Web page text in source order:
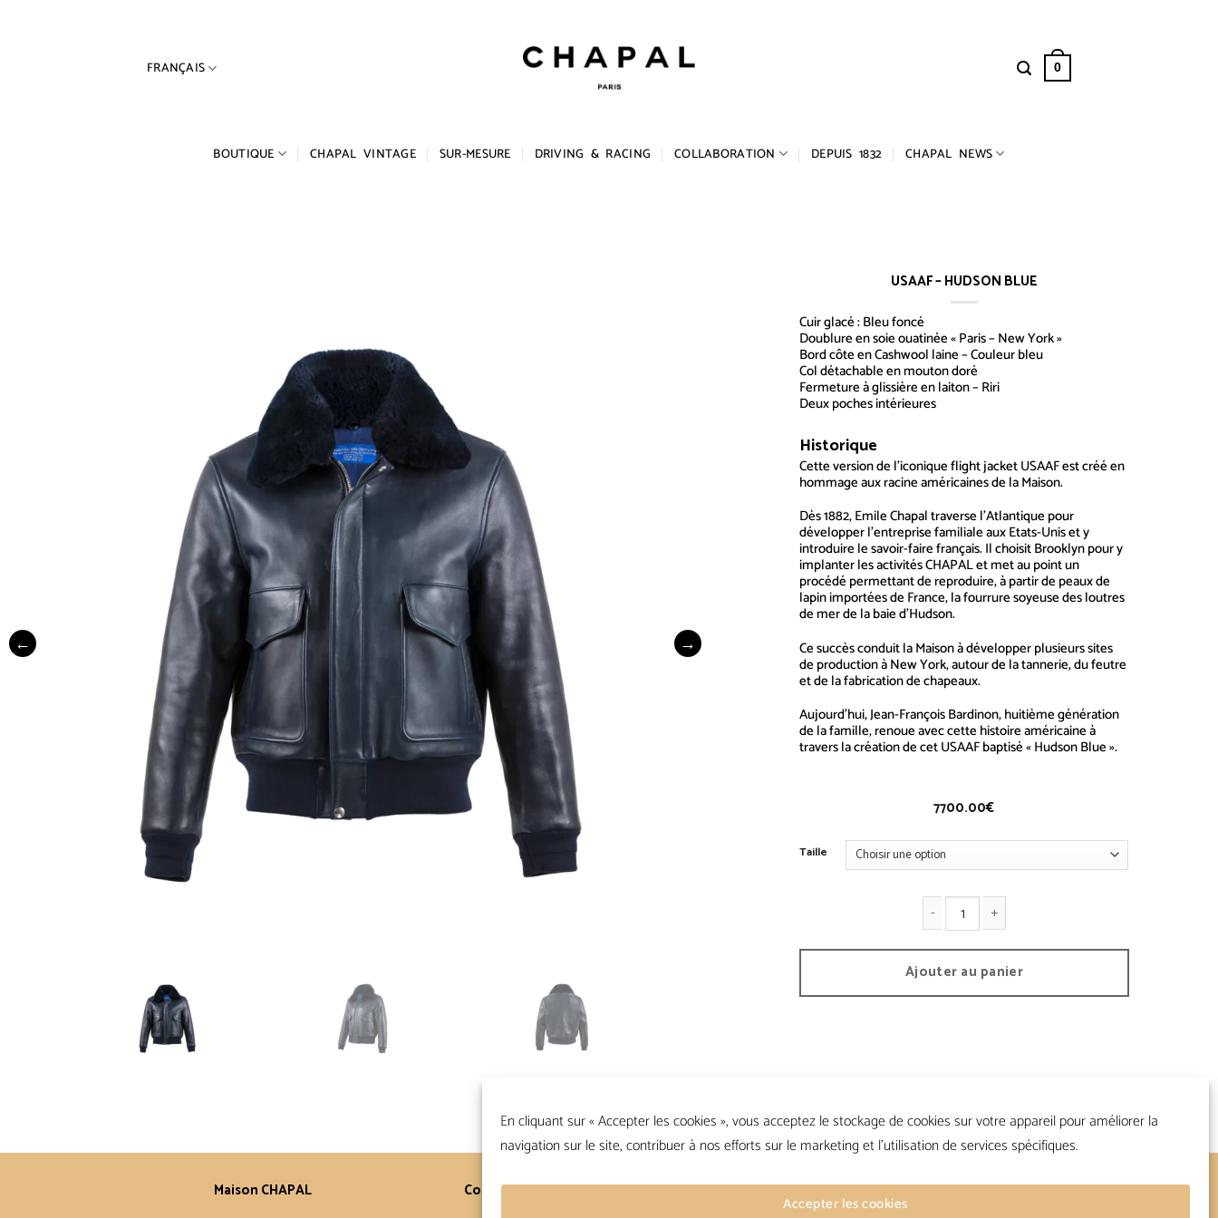
En cliquant sur « Accepter les cookies », vous acceptez le stockage de cookies sur votre appareil pour améliorer la
navigation sur le site, contribuer à nos efforts sur le marketing et l'utilisation de services spécifiques.
Accepter les cookies
FRANÇAIS 0
BOUTIQUE CHAPAL VINTAGE SUR-MESURE DRIVING & RACING COLLABORATION DEPUIS 1832 CHAPAL NEWS
USAAF – HUDSON BLUE
Cuir glacé : Bleu foncé
Doublure en soie ouatinée « Paris – New York »
Bord côte en Cashwool laine – Couleur bleu
Col détachable en mouton doré
Fermeture à glissière en laiton – Riri
Deux poches intérieures
Historique
Cette version de l’iconique flight jacketUSAAFest créé en
hommage aux racine américaines de la Maison.
Dès 1882, Emile Chapal traverse l’Atlantique pour
développer l’entreprise familiale aux Etats-Unis et y
introduire le savoir-faire français. Il choisit Brooklyn pour y
implanter les activités CHAPAL et met au point un
procédé permettant de reproduire, à partir de peaux de
lapin importées de France, la fourrure soyeuse des loutres
de mer de la baie d’Hudson.
Ce succès conduit la Maison à développer plusieurs sites
de production à New York, autour de la tannerie, du feutre
et de la fabrication de chapeaux.
Aujourd’hui, Jean-François Bardinon, huitième génération
de la famille, renoue avec cette histoire américaine à
travers la création de cet USAAF baptisé « Hudson Blue ».
7700.00€
Taille
Ajouter au panier
Maison CHAPAL
Contacts
Conditions Générales
Suivre